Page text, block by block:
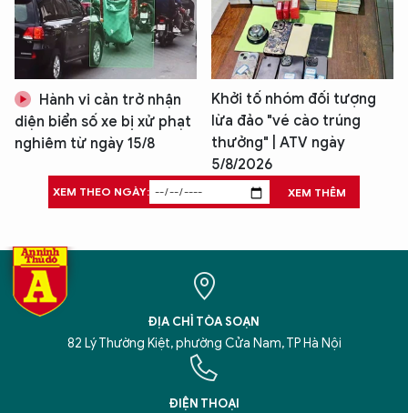
Hành vi cản trở nhận
diện biển số xe bị xử phạt
nghiêm từ ngày 15/8
Khởi tố nhóm đối tượng
lừa đảo "vé cào trúng
thưởng" | ATV ngày
5/8/2026
XEM THEO NGÀY: XEM THÊM
ĐỊA CHỈ TÒA SOẠN
82 Lý Thường Kiệt, phường Cửa Nam, TP Hà Nội
ĐIỆN THOẠI